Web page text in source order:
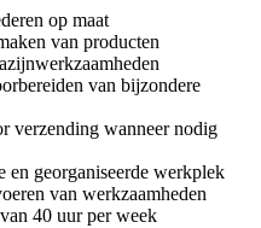
op maat
van producten
van bijzondere
verzending wanneer nodig
en georganiseerde werkplek
van werkzaamheden
40 uur per week